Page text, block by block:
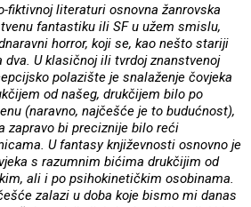
fiktivnoj literaturi osnovna žanrovska
fantastiku ili SF u užem smislu,
horror, koji se, kao nešto stariji
dva. U klasičnoj ili tvrdoj znanstvenoj
polazište je snalaženje čovjeka
od našeg, drukčijem bilo po
(naravno, najčešće je to budućnost),
zapravo bi preciznije bilo reći
U fantasy književnosti osnovno je
s razumnim bićima drukčijim od
ali i po psihokinetičkim osobinama.
zalazi u doba koje bismo mi danas